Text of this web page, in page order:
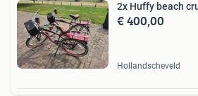
2x Huffy beach
€ 400,00
Hollandscheveld